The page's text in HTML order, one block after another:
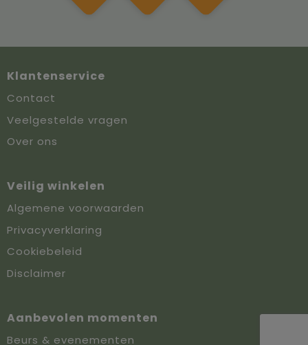
Klantenservice
Contact
Veelgestelde vragen
Over ons
Veilig winkelen
Algemene voorwaarden
Privacyverklaring
Cookiebeleid
Disclaimer
Aanbevolen momenten
Beurs & evenementen